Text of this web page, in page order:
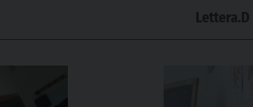
Lettera.D